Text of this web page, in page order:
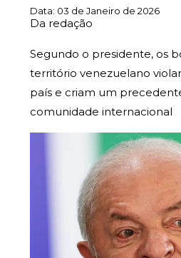
Data: 03 de Janeiro de 2026
Da redação
Segundo o presidente, os
território venezuelano
país e criam um
comunidade internacional